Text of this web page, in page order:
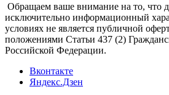
Обращаем ваше внимание на то, что
исключительно информационный
условиях не является публичной
положениями Статьи 437 (2)
Российской Федерации.
Вконтакте
Яндекс.Дзен